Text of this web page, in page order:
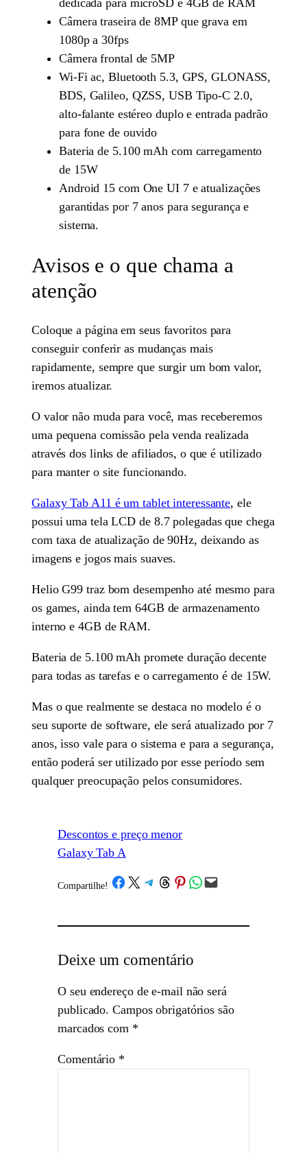
Câmera traseira de 8MP que grava em
1080p a 30fps
Câmera frontal de 5MP
Wi-Fi ac, Bluetooth 5.3, GPS, GLONASS,
BDS, Galileo, QZSS, USB Tipo-C 2.0,
alto-falante estéreo duplo e entrada padrão
para fone de ouvido
Bateria de 5.100 mAh com carregamento
de 15W
Android 15 com One UI 7 e atualizações
garantidas por 7 anos para segurança e
sistema.
Avisos e o que chama a
atenção
Coloque a página em seus favoritos para
conseguir conferir as mudanças mais
rapidamente, sempre que surgir um bom valor,
iremos atualizar.
O valor não muda para você, mas receberemos
uma pequena comissão pela venda realizada
através dos links de afiliados, o que é utilizado
para manter o site funcionando.
Galaxy Tab A11 é um tablet interessante, ele
possui uma tela LCD de 8.7 polegadas que chega
com taxa de atualização de 90Hz, deixando as
imagens e jogos mais suaves.
Helio G99 traz bom desempenho até mesmo para
os games, ainda tem 64GB de armazenamento
interno e 4GB de RAM.
Bateria de 5.100 mAh promete duração decente
para todas as tarefas e o carregamento é de 15W.
Mas o que realmente se destaca no modelo é o
seu suporte de software, ele será atualizado por 7
anos, isso vale para o sistema e para a segurança,
então poderá ser utilizado por esse período sem
qualquer preocupação pelos consumidores.
Descontos e preço menor
Galaxy Tab A
Compartilhe! /Share on Facebook
Share on X Share on Telegram
Share on Threads
Share on Pinterest
Share on WhatsApp
Email this Page
Deixe um comentário
O seu endereço de e-mail não será
publicado. Campos obrigatórios são
marcados com *
Comentário *